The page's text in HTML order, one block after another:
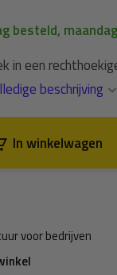
besteld,
in een
beschrijving
In winkelwagen
voor bedrijven